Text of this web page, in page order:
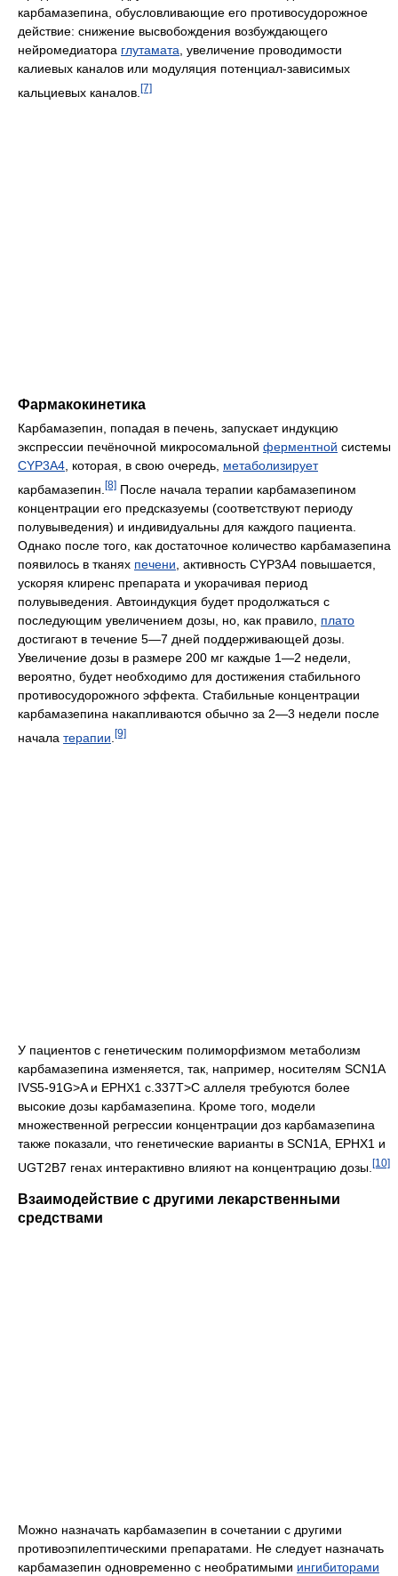
карбамазепина, обусловливающие его противосудорожное
действие: снижение высвобождения возбуждающего
нейромедиатора глутамата , увеличение проводимости
калиевых каналов или модуляция потенциал-зависимых
кальциевых каналов. [7]
Фармакокинетика
Карбамазепин, попадая в печень, запускает индукцию
экспрессии печёночной микросомальной ферментной системы
CYP3A4, которая, в свою очередь, метаболизирует
карбамазепин. [8] После начала терапии карбамазепином
концентрации его предсказуемы (соответствуют периоду
полувыведения) и индивидуальны для каждого пациента.
Однако после того, как достаточное количество карбамазепина
появилось в тканях печени , активность CYP3A4 повышается,
ускоряя клиренс препарата и укорачивая период
полувыведения. Автоиндукция будет продолжаться с
последующим увеличением дозы, но, как правило, плато
достигают в течение 5—7 дней поддерживающей дозы.
Увеличение дозы в размере 200 мг каждые 1—2 недели,
вероятно, будет необходимо для достижения стабильного
противосудорожного эффекта. Стабильные концентрации
карбамазепина накапливаются обычно за 2—3 недели после
начала терапии [9]
У пациентов с генетическим полиморфизмом метаболизм
карбамазепина изменяется, так, например, носителям SCN1A
IVS5-91G>A и EPHX1 c.337T>C аллеля требуются более
высокие дозы карбамазепина. Кроме того, модели
множественной регрессии концентрации доз карбамазепина
также показали, что генетические варианты в SCN1A, EPHX1 и
UGT2B7 генах интерактивно влияют на концентрацию дозы. [10]
Взаимодействие с другими лекарственными
средствами
Можно назначать карбамазепин в сочетании с другими
противоэпилептическими препаратами. Не следует назначать
карбамазепин одновременно с необратимыми ингибиторами